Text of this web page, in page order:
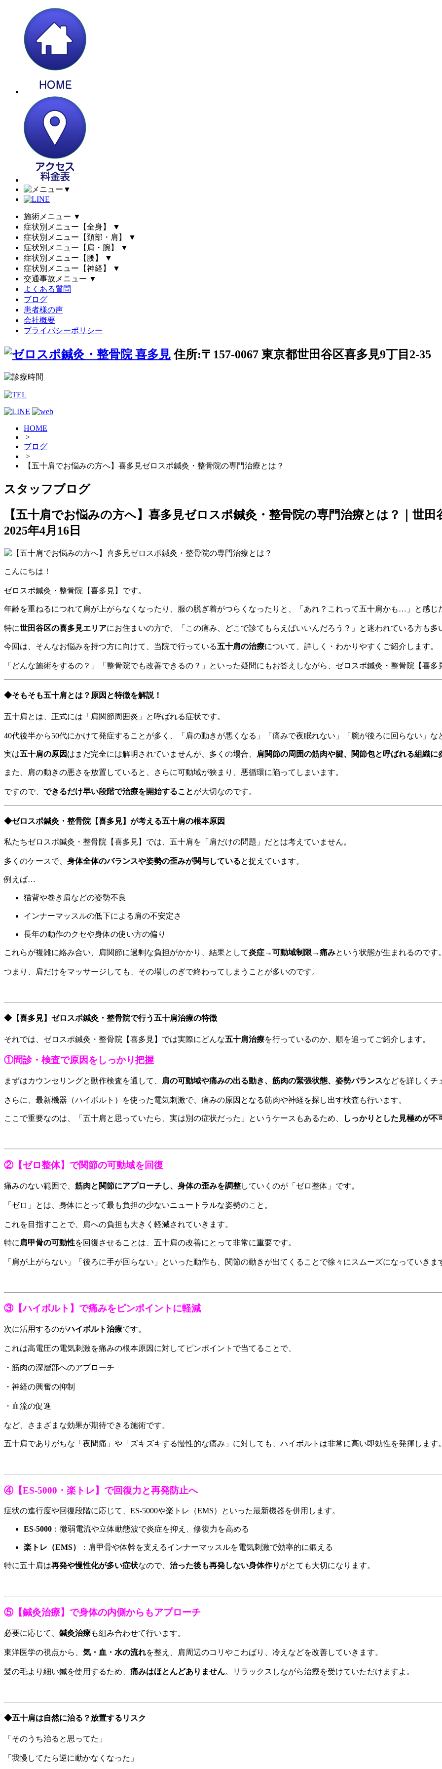
▼
施術メニュー ▼
症状別メニュー【全身】
▼
症状別メニュー【頚部・肩】
▼
症状別メニュー【肩・腕】
▼
症状別メニュー【腰】
▼
症状別メニュー【神経】
▼
交通事故メニュー ▼
よくある質問
ブログ
患者様の声
会社概要
プライバシーポリシー
住所:〒157-0067 東京都世田谷区喜多見9丁目2-35
HOME
>
ブログ
>
【五十肩でお悩みの方へ】喜多見ゼロスポ鍼灸・整骨院の専門治療とは？
スタッフブログ
【五十肩でお悩みの方へ】喜多見ゼロスポ鍼灸・整骨院の専門治療とは？｜世
2025年4月16日
こんにちは！
ゼロスポ鍼灸・整骨院【喜多見】です。
年齢を重ねるにつれて肩が上がらなくなったり、服の脱ぎ着がつらくなったりと、「あれ？これって五十肩かも…」と感じ
特に世田谷区の喜多見エリアにお住まいの方で、「この痛み、どこで診てもらえばいいんだろう？」と迷われている方も多
今回は、そんなお悩みを持つ方に向けて、当院で行っている五十肩の治療について、詳しく・わかりやすくご紹介します。
「どんな施術をするの？」「整骨院でも改善できるの？」といった疑問にもお答えしながら、ゼロスポ鍼灸・整骨院【喜多
◆そもそも五十肩とは？原因と特徴を解説！
五十肩とは、正式には「肩関節周囲炎」と呼ばれる症状です。
40代後半から50代にかけて発症することが多く、「肩の動きが悪くなる」「痛みで夜眠れない」「腕が後ろに回らない」
実は五十肩の原因 はまだ完全には解明されていませんが、多くの場合、 肩関節の周囲の筋肉や腱、関節包と呼ばれる組織に
また、肩の動きの悪さを放置していると、さらに可動域が狭まり、悪循環に陥ってしまいます。
ですので、 できるだけ早い段階で治療を開始することが大切なのです。
◆ゼロスポ鍼灸・整骨院【喜多見】が考える五十肩の根本原因
私たちゼロスポ鍼灸・整骨院【喜多見】では、五十肩を「肩だけの問題」だとは考えていません。
多くのケースで、 身体全体のバランスや姿勢の歪みが関与していると捉えています。
例えば…
猫背や巻き肩などの姿勢不良
インナーマッスルの低下による肩の不安定さ
長年の動作のクセや身体の使い方の偏り
これらが複雑に絡み合い、肩関節に過剰な負担がかかり、結果として炎症→可動域制限→痛みという状態が生まれるのです。
つまり、肩だけをマッサージしても、その場しのぎで終わってしまうことが多いのです。
◆【喜多見】ゼロスポ鍼灸・整骨院で行う五十肩治療の特徴
それでは、ゼロスポ鍼灸・整骨院【喜多見】では実際にどんな五十肩治療を行っているのか、順を追ってご紹介します。
①問診・検査で原因をしっかり把握
まずはカウンセリングと動作検査を通して、 肩の可動域や痛みの出る動き、筋肉の緊張状態、姿勢バランスなどを詳しくチ
さらに、最新機器（ハイボルト）を使った電気刺激で、痛みの原因となる筋肉や神経を探し出す検査も行います。
ここで重要なのは、「五十肩と思っていたら、実は別の症状だった」というケースもあるため、 しっかりとした見極めが不
②【ゼロ整体】で関節の可動域を回復
痛みのない範囲で、 筋肉と関節にアプローチし、身体の歪みを調整していくのが「ゼロ整体」です。
「ゼロ」とは、身体にとって最も負担の少ないニュートラルな姿勢のこと。
これを目指すことで、肩への負担も大きく軽減されていきます。
特に 肩甲骨の可動性を回復させることは、五十肩の改善にとって非常に重要です。
「肩が上がらない」「後ろに手が回らない」といった動作も、関節の動きが出てくることで徐々にスムーズになっていきま
③【ハイボルト】で痛みをピンポイントに軽減
次に活用するのがハイボルト治療です。
これは高電圧の電気刺激を痛みの根本原因に対してピンポイントで当てることで、
・筋肉の深層部へのアプローチ
・神経の興奮の抑制
・血流の促進
など、さまざまな効果が期待できる施術です。
五十肩でありがちな「夜間痛」や「ズキズキする慢性的な痛み」に対しても、ハイボルトは非常に高い即効性を発揮します。
④【ES-5000・楽トレ】で回復力と再発防止へ
症状の進行度や回復段階に応じて、ES-5000や楽トレ（EMS）といった最新機器を併用します。
ES-5000 ：微弱電流や立体動態波で炎症を抑え、修復力を高める
楽トレ（EMS） ：肩甲骨や体幹を支えるインナーマッスルを電気刺激で効率的に鍛える
特に五十肩は再発や慢性化が多い症状なので、 治った後も再発しない身体作り がとても大切になります。
⑤【鍼灸治療】で身体の内側からもアプローチ
必要に応じて、 鍼灸治療も組み合わせて行います。
東洋医学の視点から、 気・血・水の流れを整え、肩周辺のコリやこわばり、冷えなどを改善していきます。
髪の毛より細い鍼を使用するため、 痛みはほとんどありません。リラックスしながら治療を受けていただけますよ。
◆五十肩は自然に治る？放置するリスク
「そのうち治ると思ってた」
「我慢してたら逆に動かなくなった」